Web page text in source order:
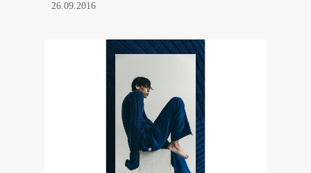
26.09.2016